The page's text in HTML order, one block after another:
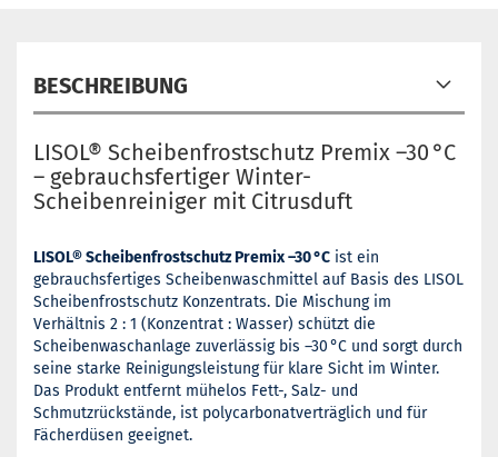
BESCHREIBUNG
LISOL® Scheibenfrostschutz Premix –30 °C
– gebrauchsfertiger Winter-
Scheibenreiniger mit Citrusduft
LISOL® Scheibenfrostschutz Premix –30 °C ist ein
gebrauchsfertiges Scheibenwaschmittel auf Basis des LISOL
Scheibenfrostschutz Konzentrats. Die Mischung im
Verhältnis 2 : 1 (Konzentrat : Wasser) schützt die
Scheibenwaschanlage zuverlässig bis –30 °C und sorgt durch
seine starke Reinigungsleistung für klare Sicht im Winter.
Das Produkt entfernt mühelos Fett-, Salz- und
Schmutzrückstände, ist polycarbonatverträglich und für
Fächerdüsen geeignet.